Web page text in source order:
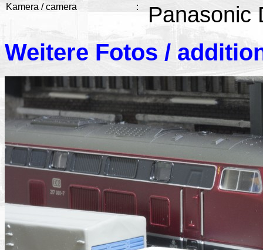
Kamera / camera : Panasonic
Weitere Fotos /